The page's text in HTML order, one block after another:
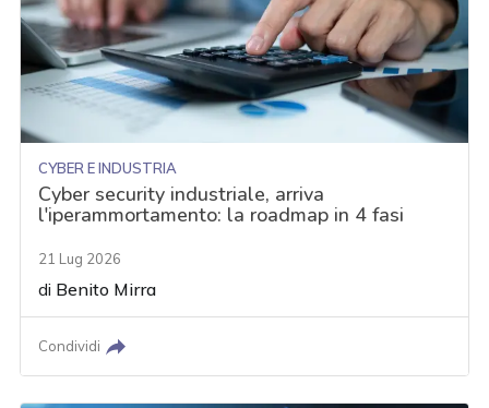
CYBER E INDUSTRIA
Cyber security industriale, arriva
l'iperammortamento: la roadmap in 4 fasi
21 Lug 2026
di Benito Mirra
Condividi